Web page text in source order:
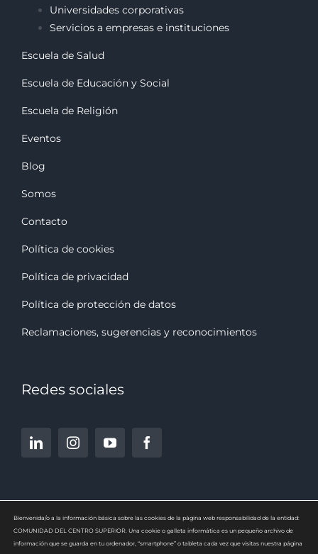
Universidades corporativas
Servicios a empresas e instituciones
Escuela de Salud
Escuela de Educación y Social
Escuela de Religión
Eventos
Blog
Somos
Contacto
Política de cookies
Política de privacidad
Política de protección de datos
Reclamaciones, sugerencias y reconocimientos
Redes sociales
Bienvenida/o a la información básica sobre las cookies de la página web responsabilidad de la entidad:
COMUNIDAD DEL CENTRO SUPERIOR. Una cookie o galleta informática es un pequeño archivo de
información que se guarda en tu ordenador, “smartphone” o tableta cada vez que visitas nuestra página